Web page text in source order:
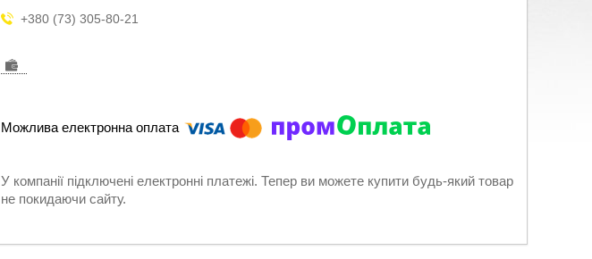
+380 (73) 305-80-21
У компанії підключені електронні платежі. Тепер ви можете купити будь-який товар
не покидаючи сайту.